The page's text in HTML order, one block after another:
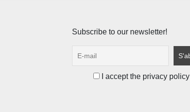
Subscribe to our newsletter!
I accept the privacy policy